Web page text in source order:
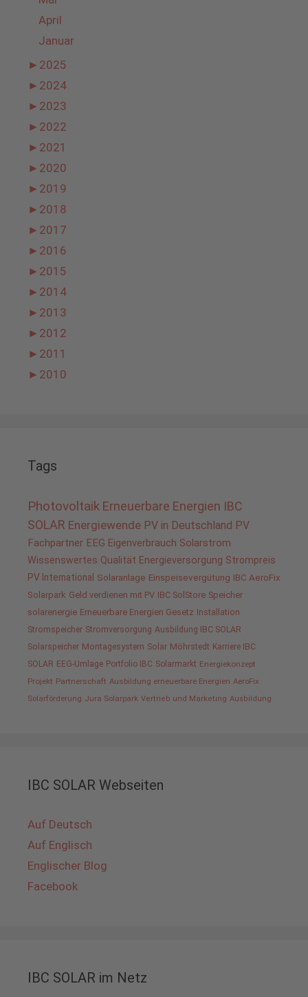
April
Januar
► 2025
► 2024
► 2023
► 2022
► 2021
► 2020
► 2019
► 2018
► 2017
► 2016
► 2015
► 2014
► 2013
► 2012
► 2011
► 2010
Tags
Photovoltaik Erneuerbare Energien IBC
SOLAR Energiewende PV in Deutschland PV
Fachpartner EEG Eigenverbrauch Solarstrom
Wissenswertes Qualität Energieversorgung Strompreis
PV International Solaranlage Einspeisevergütung IBC AeroFix
Solarpark Geld verdienen mit PV IBC SolStore Speicher
solarenergie Erneuerbare Energien Gesetz Installation
Stromspeicher Stromversorgung Ausbildung IBC SOLAR
Solarspeicher Montagesystem Solar Möhrstedt Karriere IBC
SOLAR EEG-Umlage Portfolio IBC Solarmarkt Energiekonzept
Projekt Partnerschaft Ausbildung erneuerbare Energien AeroFix
Solarförderung Jura Solarpark Vertrieb und Marketing Ausbildung
IBC SOLAR Webseiten
Auf Deutsch
Auf Englisch
Englischer Blog
Facebook
IBC SOLAR im Netz